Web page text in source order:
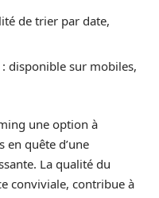
de trier par date,
: disponible sur mobiles,
une option à
en quête d’une
La qualité du
conviviale, contribue à